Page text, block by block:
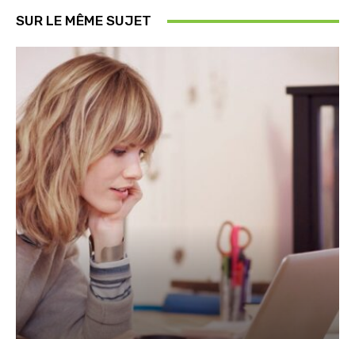
SUR LE MÊME SUJET